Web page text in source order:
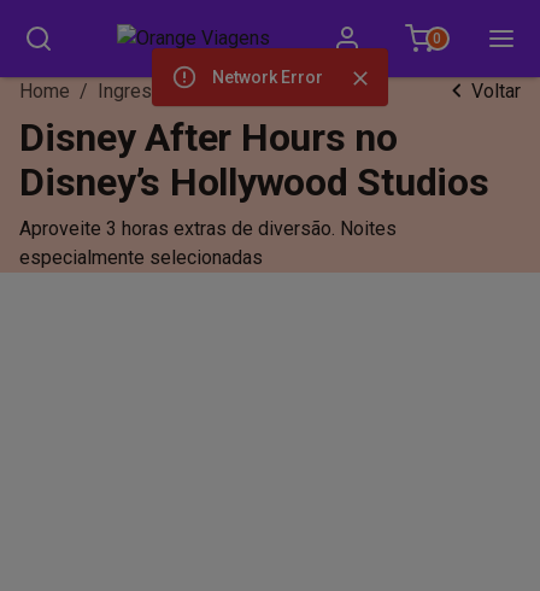
0
Home / Ingressos Voltar
Disney After Hours no
Disney’s Hollywood Studios
Aproveite 3 horas extras de diversão. Noites
especialmente selecionadas
Network Error